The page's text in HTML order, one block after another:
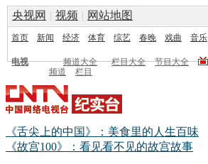
央视网 | 视频 | 网站地图
首页 新闻 经济 体育 综艺 春晚 戏曲 音乐
电视 频道大全 栏目大全 节目大全
频道
栏目
《舌尖上的中国》：美食里的人生百味
《故宫100》：看见看不见的故宫故事